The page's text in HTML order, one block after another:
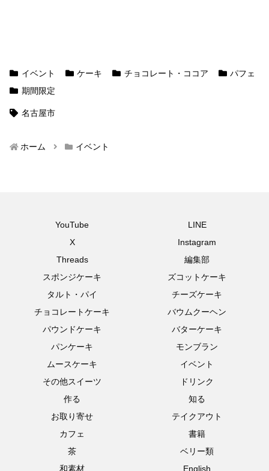
イベント ケーキ チョコレート・ココア
パフェ
期間限定
名古屋市
ホーム イベント
YouTube
LINE
X
Instagram
Threads
編集部
スポンジケーキ
ズコットケーキ
タルト・パイ
チーズケーキ
チョコレートケーキ
バウムクーヘン
パウンドケーキ
バターケーキ
パンケーキ
モンブラン
ムースケーキ
イベント
その他スイーツ
ドリンク
作る
知る
お取り寄せ
テイクアウト
カフェ
書籍
茶
ベリー類
和素材
English